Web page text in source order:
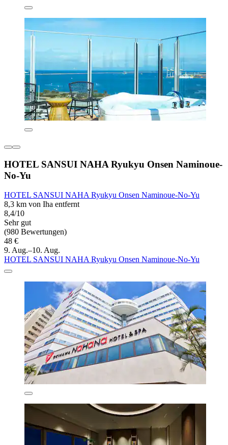
HOTEL SANSUI NAHA Ryukyu Onsen Naminoue-
No-Yu
HOTEL SANSUI NAHA Ryukyu Onsen Naminoue-No-Yu
8,3 km von Iha entfernt
8,4/10
Sehr gut
(980 Bewertungen)
48 €
9. Aug.–10. Aug.
HOTEL SANSUI NAHA Ryukyu Onsen Naminoue-No-Yu